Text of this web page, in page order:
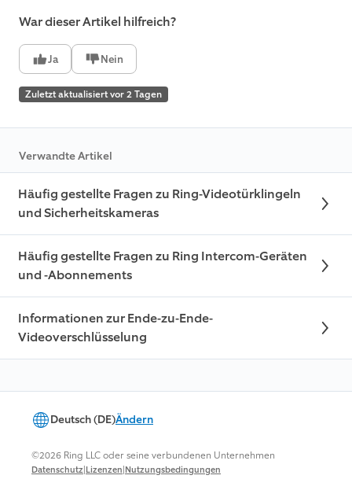
War dieser Artikel hilfreich?
Ja Nein
Zuletzt aktualisiert vor 2 Tagen
Verwandte Artikel
Häufig gestellte Fragen zu Ring-Videotürklingeln
und Sicherheitskameras
Häufig gestellte Fragen zu Ring Intercom-Geräten
und -Abonnements
Informationen zur Ende-zu-Ende-
Videoverschlüsselung
Deutsch (DE)Ändern
©2026 Ring LLC oder seine verbundenen Unternehmen
Datenschutz|Lizenzen|Nutzungsbedingungen